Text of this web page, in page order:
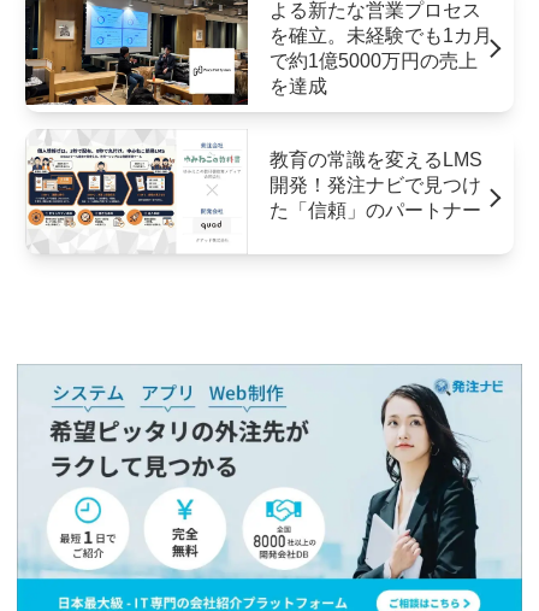
よる新たな営業プロセス
を確立。未経験でも1カ月
で約1億5000万円の売上
を達成
教育の常識を変えるLMS
開発！発注ナビで見つけ
た「信頼」のパートナー